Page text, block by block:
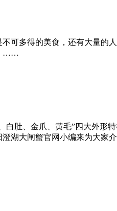
可多得的美食，还有大量
……
肚、金爪、黄毛”四大外
澄湖大闸蟹官网小编来为大